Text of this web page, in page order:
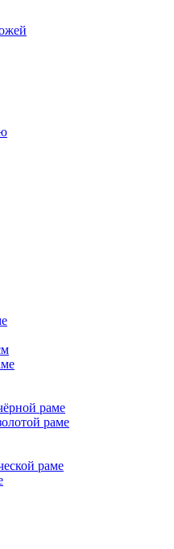
раме
раме
раме